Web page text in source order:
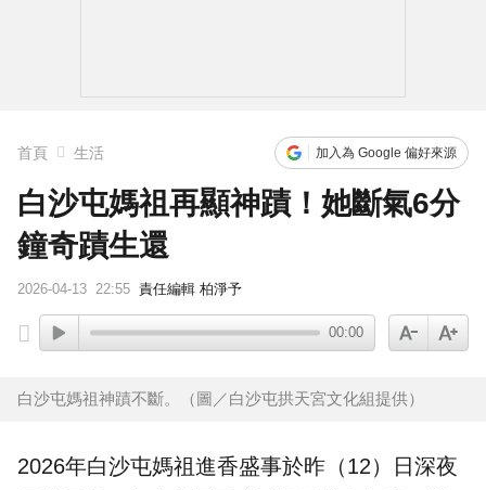
首頁 生活 加入為 Google 偏好來源
白沙屯媽祖再顯神蹟！她斷氣6分
鐘奇蹟生還
2026-04-13 22:55 責任編輯 柏淨予
00:00
白沙屯媽祖神蹟不斷。（圖／白沙屯拱天宮文化組提供）
2026年白沙屯媽祖進香盛事於昨（12）日深夜